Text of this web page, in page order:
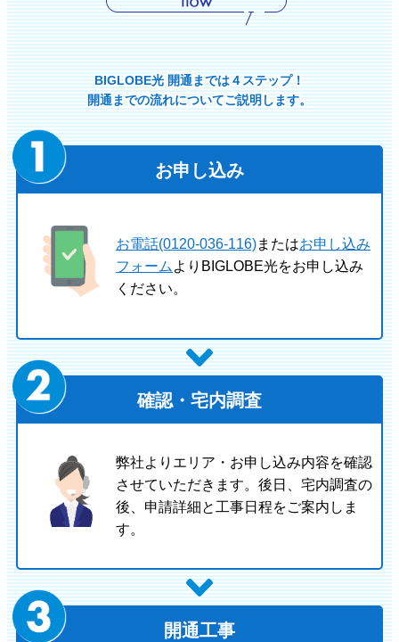
BIGLOBE光 開通までは４ステップ！
開通までの流れについてご説明します。
お申し込み
お電話(0120-036-116)またはお申し込み
フォーム よりBIGLOBE光をお申し込み
ください。
確認・宅内調査
弊社よりエリア・お申し込み内容を確認
させていただきます。後日、宅内調査の
後、申請詳細と工事日程をご案内しま
す。
開通工事